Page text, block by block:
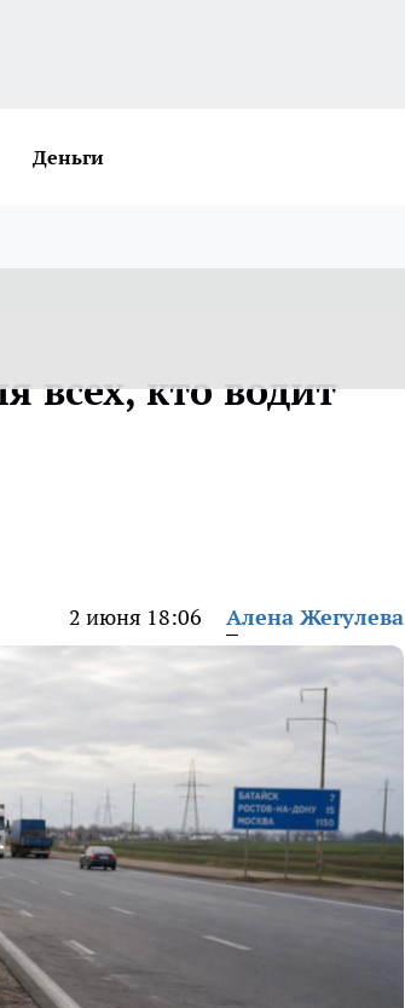
Деньги
всех, кто водит
2 июня 18:06 Алена Жегулева